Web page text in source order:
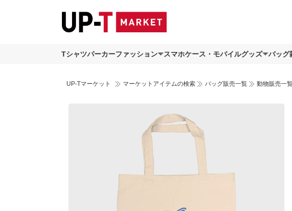
Tシャツパーカーファッション スマホケース・モバイルグッズ バッグ
UP-Tマーケット マーケットアイテムの検索 バッグ販売一覧 動物販売一